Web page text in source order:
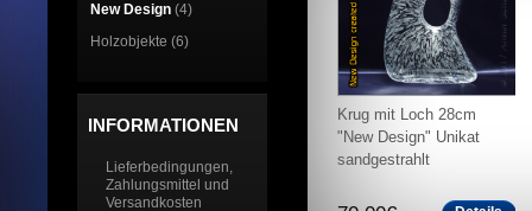
Krug mit Loch 28cm
"New Design" Unikat
sandgestrahlt
New Design (4)
Holzobjekte (6)
INFORMATIONEN
Lieferbedingungen,
Zahlungsmittel und
Versandkosten